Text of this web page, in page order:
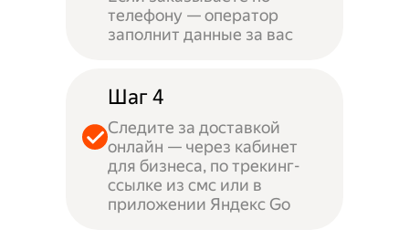
телефону — оператор
заполнит данные за вас
Шаг 4
Следите за доставкой
онлайн — через кабинет
для бизнеса, по трекинг-
ссылке из смс или в
приложении Яндекс Go